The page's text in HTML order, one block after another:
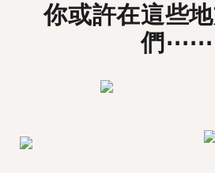
你或許在這些
們⋯⋯